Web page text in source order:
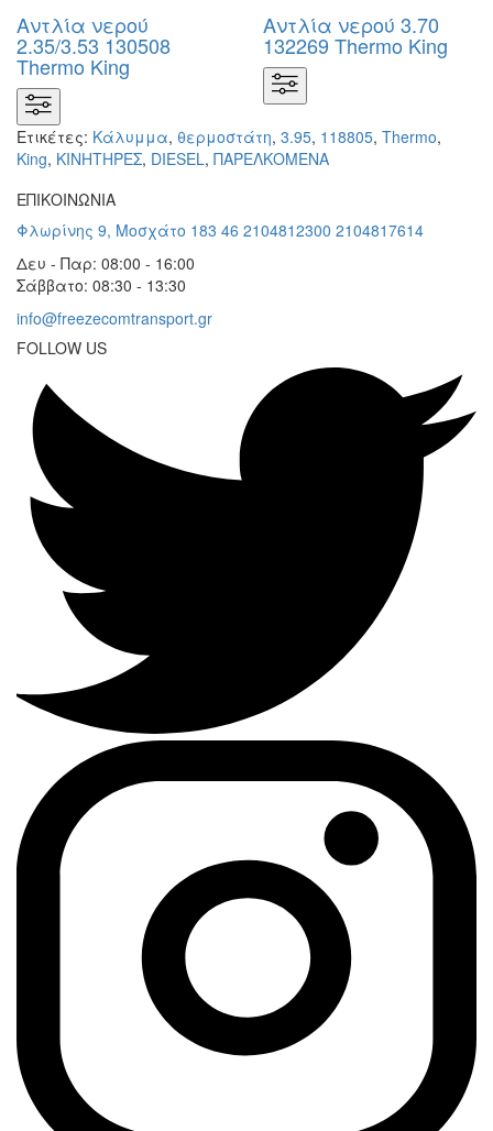
Αντλία νερού
2.35/3.53 130508
Thermo King
Αντλία νερού 3.70
132269 Thermo King
Ετικέτες: Κάλυμμα, θερμοστάτη, 3.95, 118805, Thermo,
King, KΙΝΗΤΗΡΕΣ, DIESEL, ΠΑΡΕΛΚΟΜΕΝΑ
ΕΠΙΚΟΙΝΩΝΙΑ
Φλωρίνης 9, Μοσχάτο 183 46 2104812300 2104817614
Δευ - Παρ: 08:00 - 16:00
Σάββατο: 08:30 - 13:30
info@freezecomtransport.gr
FOLLOW US